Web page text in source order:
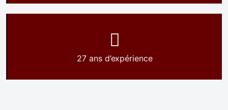
27 ans d’expérience